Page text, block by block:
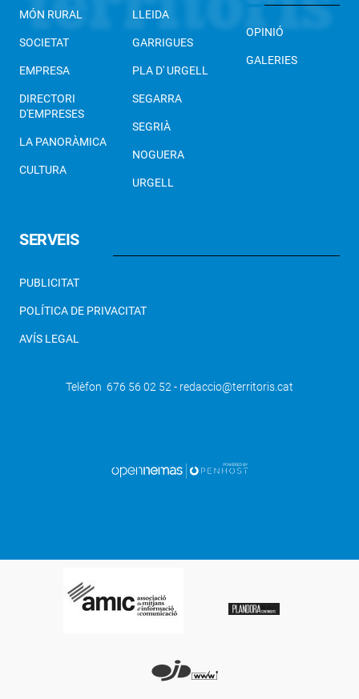
Millorada la carretera de Sant Salvador
de Toló, al Pallars Jussà
MÓN RURAL
SOCIETAT
EMPRESA
DIRECTORI
D'EMPRESES
LA PANORÀMICA
CULTURA
LLEIDA
GARRIGUES
PLA D' URGELL
SEGARRA
SEGRIÀ
NOGUERA
URGELL
OPINIÓ
GALERIES
SERVEIS
PUBLICITAT
POLÍTICA DE PRIVACITAT
AVÍS LEGAL
Telèfon 676 56 02 52 - redaccio@territoris.cat